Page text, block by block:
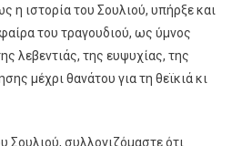
η ιστορία του Σουλιού, υπήρξε και
του τραγουδιού, ως ύμνος
λεβεντιάς, της ευψυχίας, της
μέχρι θανάτου για τη θεϊκιά κι
Σουλιού, συλλογιζόμαστε ότι